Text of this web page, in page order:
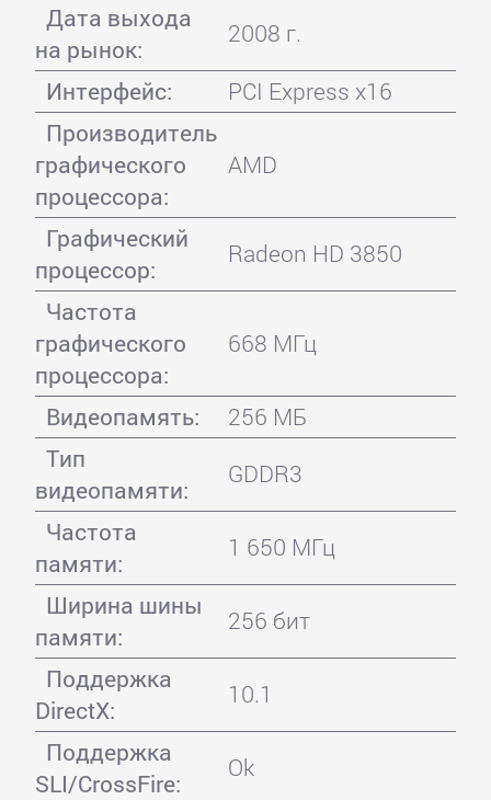
Дата выхода
на рынок:
2008 г.
Интерфейс:
PCI Express x16
Производитель
графического
процессора:
AMD
Графический
процессор:
Radeon HD 3850
Частота
графического
процессора:
668 МГц
Видеопамять:
256 МБ
Тип
видеопамяти:
GDDR3
Частота
памяти:
1 650 МГц
Ширина шины
памяти:
256 бит
Поддержка
DirectX:
10.1
Поддержка
SLI/CrossFire:
Ok